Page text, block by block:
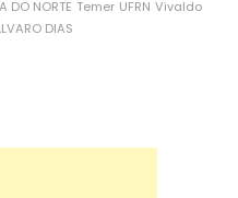
DO NORTE Temer UFRN Vivaldo
DIAS